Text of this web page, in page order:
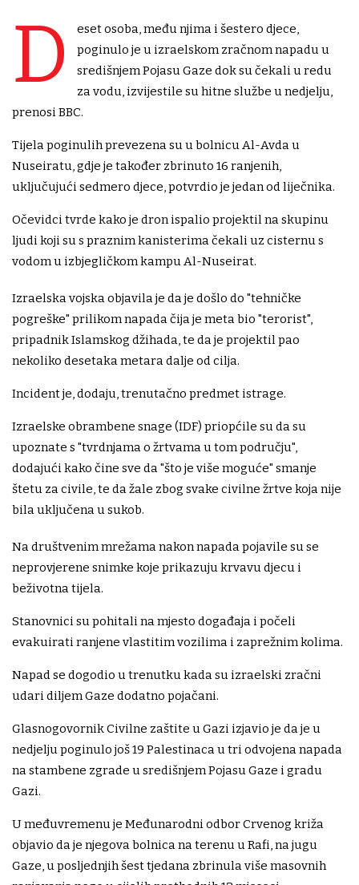
D
eset osoba, među njima i šestero djece,
poginulo je u izraelskom zračnom napadu u
središnjem Pojasu Gaze dok su čekali u redu
za vodu, izvijestile su hitne službe u nedjelju,
prenosi BBC.
Tijela poginulih prevezena su u bolnicu Al-Avda u
Nuseiratu, gdje je također zbrinuto 16 ranjenih,
uključujući sedmero djece, potvrdio je jedan od liječnika.
Očevidci tvrde kako je dron ispalio projektil na skupinu
ljudi koji su s praznim kanisterima čekali uz cisternu s
vodom u izbjegličkom kampu Al-Nuseirat.
Izraelska vojska objavila je da je došlo do "tehničke
pogreške" prilikom napada čija je meta bio "terorist",
pripadnik Islamskog džihada, te da je projektil pao
nekoliko desetaka metara dalje od cilja.
Incident je, dodaju, trenutačno predmet istrage.
Izraelske obrambene snage (IDF) priopćile su da su
upoznate s "tvrdnjama o žrtvama u tom području",
dodajući kako čine sve da "što je više moguće" smanje
štetu za civile, te da žale zbog svake civilne žrtve koja nije
bila uključena u sukob.
Na društvenim mrežama nakon napada pojavile su se
neprovjerene snimke koje prikazuju krvavu djecu i
beživotna tijela.
Stanovnici su pohitali na mjesto događaja i počeli
evakuirati ranjene vlastitim vozilima i zaprežnim kolima.
Napad se dogodio u trenutku kada su izraelski zračni
udari diljem Gaze dodatno pojačani.
Glasnogovornik Civilne zaštite u Gazi izjavio je da je u
nedjelju poginulo još 19 Palestinaca u tri odvojena napada
na stambene zgrade u središnjem Pojasu Gaze i gradu
Gazi.
U međuvremenu je Međunarodni odbor Crvenog križa
objavio da je njegova bolnica na terenu u Rafi, na jugu
Gaze, u posljednjih šest tjedana zbrinula više masovnih